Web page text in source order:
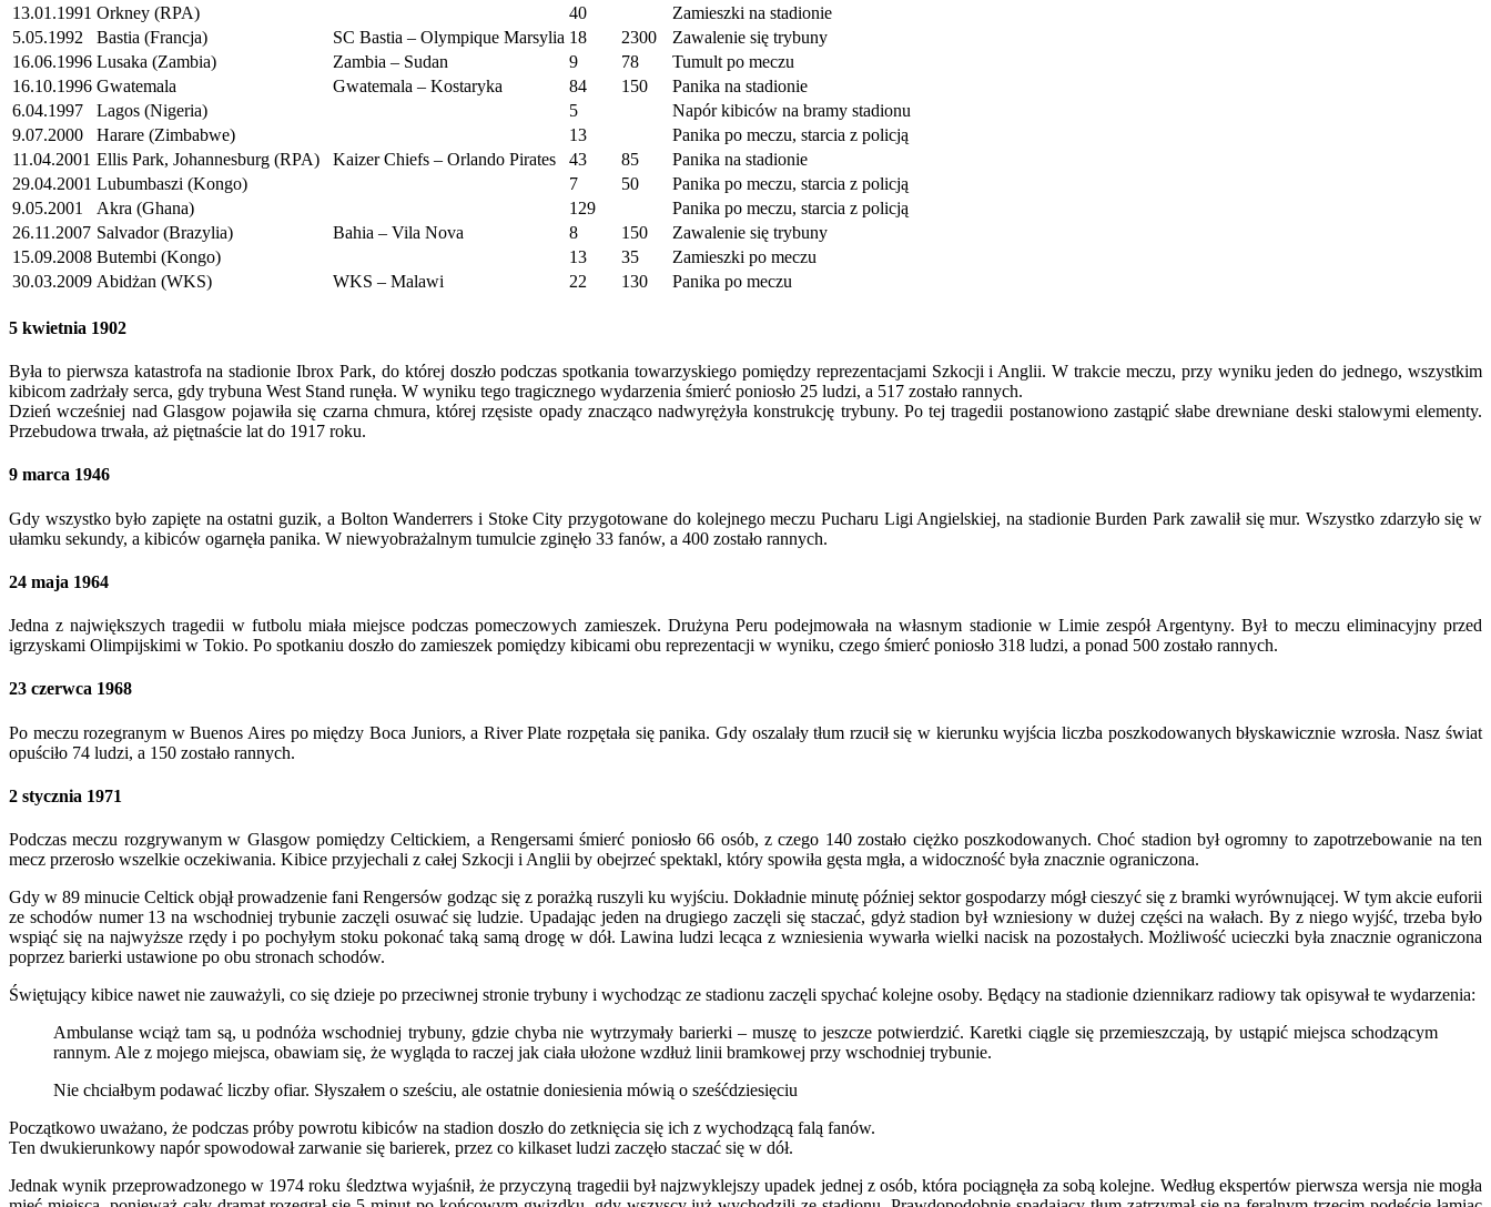
13.01.1991 Orkney (RPA) 40
Zamieszki na stadionie
5.05.1992
Bastia (Francja) SC Bastia – Olympique Marsylia 18 2300
Zawalenie się trybuny
16.06.1996 Lusaka (Zambia) Zambia – Sudan 9 78
Tumult po meczu
16.10.1996 Gwatemala Gwatemala – Kostaryka 84 150
Panika na stadionie
6.04.1997
Lagos (Nigeria) 5
Napór kibiców na bramy stadionu
9.07.2000
Harare (Zimbabwe) 13
Panika po meczu, starcia z policją
11.04.2001 Ellis Park, Johannesburg (RPA) Kaizer Chiefs – Orlando Pirates 43 85
Panika na stadionie
29.04.2001 Lubumbaszi (Kongo) 7 50
Panika po meczu, starcia z policją
9.05.2001
Akra (Ghana) 129
Panika po meczu, starcia z policją
26.11.2007 Salvador (Brazylia) Bahia – Vila Nova 8 150
Zawalenie się trybuny
15.09.2008 Butembi (Kongo) 13 35
Zamieszki po meczu
30.03.2009 Abidżan (WKS) WKS – Malawi 22 130 Panika po meczu
5 kwietnia 1902
Była to pierwsza katastrofa na stadionie Ibrox Park, do której doszło podczas spotkania towarzyskiego pomiędzy reprezentacjami Szkocji i Anglii. W trakcie meczu, przy wyniku jeden do jednego, wszystkim
kibicom zadrżały serca, gdy trybuna West Stand runęła. W wyniku tego tragicznego wydarzenia śmierć poniosło 25 ludzi, a 517 zostało rannych.
Dzień wcześniej nad Glasgow pojawiła się czarna chmura, której rzęsiste opady znacząco nadwyrężyła konstrukcję trybuny. Po tej tragedii postanowiono zastąpić słabe drewniane deski stalowymi elementy.
Przebudowa trwała, aż piętnaście lat do 1917 roku.
9 marca 1946
Gdy wszystko było zapięte na ostatni guzik, a Bolton Wanderrers i Stoke City przygotowane do kolejnego meczu Pucharu Ligi Angielskiej, na stadionie Burden Park zawalił się mur. Wszystko zdarzyło się w
ułamku sekundy, a kibiców ogarnęła panika. W niewyobrażalnym tumulcie zginęło 33 fanów, a 400 zostało rannych.
24 maja 1964
Jedna z największych tragedii w futbolu miała miejsce podczas pomeczowych zamieszek. Drużyna Peru podejmowała na własnym stadionie w Limie zespół Argentyny. Był to meczu eliminacyjny przed
igrzyskami Olimpijskimi w Tokio. Po spotkaniu doszło do zamieszek pomiędzy kibicami obu reprezentacji w wyniku, czego śmierć poniosło 318 ludzi, a ponad 500 zostało rannych.
23 czerwca 1968
Po meczu rozegranym w Buenos Aires po między Boca Juniors, a River Plate rozpętała się panika. Gdy oszalały tłum rzucił się w kierunku wyjścia liczba poszkodowanych błyskawicznie wzrosła. Nasz świat
opuściło 74 ludzi, a 150 zostało rannych.
2 stycznia 1971
Podczas meczu rozgrywanym w Glasgow pomiędzy Celtickiem, a Rengersami śmierć poniosło 66 osób, z czego 140 zostało ciężko poszkodowanych. Choć stadion był ogromny to zapotrzebowanie na ten
mecz przerosło wszelkie oczekiwania. Kibice przyjechali z całej Szkocji i Anglii by obejrzeć spektakl, który spowiła gęsta mgła, a widoczność była znacznie ograniczona.
Gdy w 89 minucie Celtick objął prowadzenie fani Rengersów godząc się z porażką ruszyli ku wyjściu. Dokładnie minutę później sektor gospodarzy mógł cieszyć się z bramki wyrównującej. W tym akcie euforii
ze schodów numer 13 na wschodniej trybunie zaczęli osuwać się ludzie. Upadając jeden na drugiego zaczęli się staczać, gdyż stadion był wzniesiony w dużej części na wałach. By z niego wyjść, trzeba było
wspiąć się na najwyższe rzędy i po pochyłym stoku pokonać taką samą drogę w dół. Lawina ludzi lecąca z wzniesienia wywarła wielki nacisk na pozostałych. Możliwość ucieczki była znacznie ograniczona
poprzez barierki ustawione po obu stronach schodów.
Świętujący kibice nawet nie zauważyli, co się dzieje po przeciwnej stronie trybuny i wychodząc ze stadionu zaczęli spychać kolejne osoby. Będący na stadionie dziennikarz radiowy tak opisywał te wydarzenia:
Ambulanse wciąż tam są, u podnóża wschodniej trybuny, gdzie chyba nie wytrzymały barierki – muszę to jeszcze potwierdzić. Karetki ciągle się przemieszczają, by ustąpić miejsca schodzącym
rannym. Ale z mojego miejsca, obawiam się, że wygląda to raczej jak ciała ułożone wzdłuż linii bramkowej przy wschodniej trybunie.
Nie chciałbym podawać liczby ofiar. Słyszałem o sześciu, ale ostatnie doniesienia mówią o sześćdziesięciu
Początkowo uważano, że podczas próby powrotu kibiców na stadion doszło do zetknięcia się ich z wychodzącą falą fanów.
Ten dwukierunkowy napór spowodował zarwanie się barierek, przez co kilkaset ludzi zaczęło staczać się w dół.
Jednak wynik przeprowadzonego w 1974 roku śledztwa wyjaśnił, że przyczyną tragedii był najzwyklejszy upadek jednej z osób, która pociągnęła za sobą kolejne. Według ekspertów pierwsza wersja nie mogła